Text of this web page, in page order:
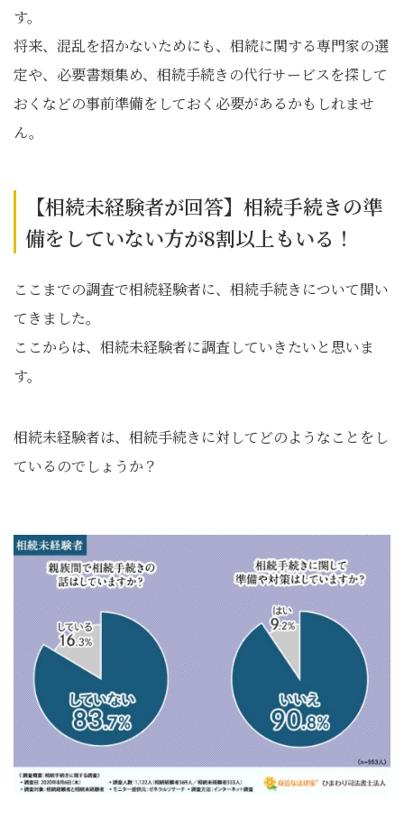
す。
将来、混乱を招かないためにも、相続に関する専門家の選
定や、必要書類集め、相続手続きの代行サービスを探して
おくなどの事前準備をしておく必要があるかもしれませ
ん。
【相続未経験者が回答】相続手続きの準
備をしていない方が8割以上もいる！
ここまでの調査で相続経験者に、相続手続きについて聞い
てきました。
ここからは、相続未経験者に調査していきたいと思いま
す。
相続未経験者は、相続手続きに対してどのようなことをし
ているのでしょうか？